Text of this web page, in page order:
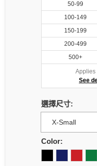
50-99
100-149
150-199
200-499
500+
Applies
See
選擇尺寸:
Color: